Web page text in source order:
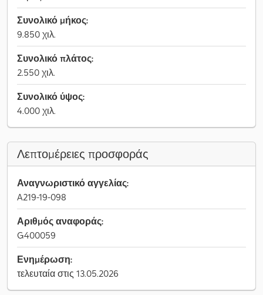
Συνολικό μήκος:
9.850 χιλ.
Συνολικό πλάτος:
2.550 χιλ.
Συνολικό ύψος:
4.000 χιλ.
Λεπτομέρειες προσφοράς
Αναγνωριστικό αγγελίας:
A219-19-098
Αριθμός αναφοράς:
G400059
Ενημέρωση:
τελευταία στις 13.05.2026